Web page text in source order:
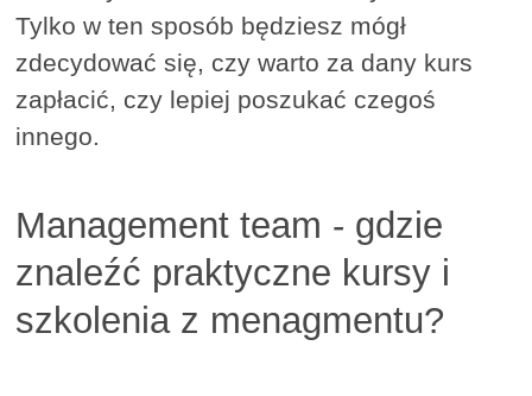
Tylko w ten sposób będziesz mógł
zdecydować się, czy warto za dany kurs
zapłacić, czy lepiej poszukać czegoś
innego.
Management team - gdzie
znaleźć praktyczne kursy i
szkolenia z menagmentu?